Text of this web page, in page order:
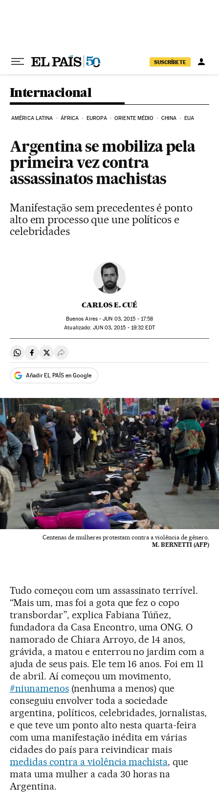
SUSCRÍBETE
Internacional
AMÉRICA LATINA ÁFRICA EUROPA ORIENTE MÉDIO CHINA EUA
Argentina se mobiliza pela
primeira vez contra
assassinatos machistas
Manifestação sem precedentes é ponto
alto em processo que une políticos e
celebridades
CARLOS E. CUÉ
Buenos Aires -JUN 03, 2015 - 17:58
atualizado: JUN03, 2015 - 19:32 EDT
Compartir en Whatsapp
Compartir en Facebook
Compartir en Twitter
Desplegar Redes Sociales
Añadir EL PAÍS en Google
Centenas de mulheres protestam contra a violência de gênero.
M. BERNETTI (AFP)
Tudo começou com um assassinato terrível.
“Mais um, mas foi a gota que fez o copo
transbordar”, explica Fabiana Túñez,
fundadora da Casa Encontro, uma ONG. O
namorado de Chiara Arroyo, de 14 anos,
grávida, a matou e enterrou no jardim com a
ajuda de seus pais. Ele tem 16 anos. Foi em 11
de abril. Aí começou um movimento,
#niunamenos(nenhuma a menos) que
conseguiu envolver toda a sociedade
argentina, políticos, celebridades, jornalistas,
e que teve um ponto alto nesta quarta-feira
com uma manifestação inédita em várias
cidades do país para reivindicar mais
medidas contra a violência machista, que
mata uma mulher a cada 30 horas na
Argentina.